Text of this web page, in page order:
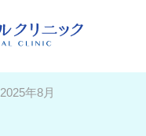
2025年8月